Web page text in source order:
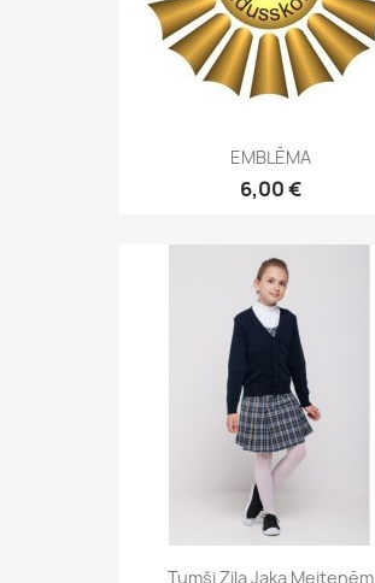
EMBLĒMA
6,00 €
Tumši Zila Jaka Meitenēm